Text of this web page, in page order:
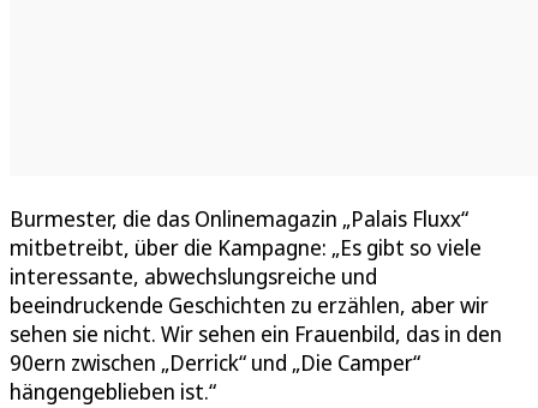
Burmester, die das Onlinemagazin „Palais Fluxx“
mitbetreibt, über die Kampagne: „Es gibt so viele
interessante, abwechslungsreiche und
beeindruckende Geschichten zu erzählen, aber wir
sehen sie nicht. Wir sehen ein Frauenbild, das in den
90ern zwischen „Derrick“ und „Die Camper“
hängengeblieben ist.“